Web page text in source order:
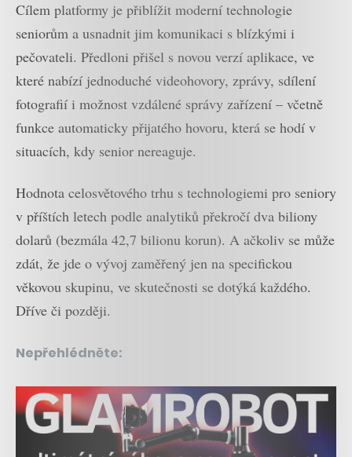
Cílem platformy je přiblížit moderní technologie
seniorům a usnadnit jim komunikaci s blízkými i
pečovateli. Předloni přišel s novou verzí aplikace, ve
které nabízí jednoduché videohovory, zprávy, sdílení
fotografií i možnost vzdálené správy zařízení – včetně
funkce automaticky přijatého hovoru, která se hodí v
situacích, kdy senior nereaguje.
Hodnota celosvětového trhu s technologiemi pro seniory
v příštích letech podle analytiků překročí dva biliony
dolarů (bezmála 42,7 bilionu korun). A ačkoliv se může
zdát, že jde o vývoj zaměřený jen na specifickou
věkovou skupinu, ve skutečnosti se dotýká každého.
Dříve či později.
Nepřehlédněte: